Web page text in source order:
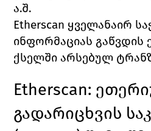
ა.შ.
Etherscan ყველანაირ
ინფორმაციას გაწვდის
ქსელში არსებულ
Etherscan:
გადარიცხვის